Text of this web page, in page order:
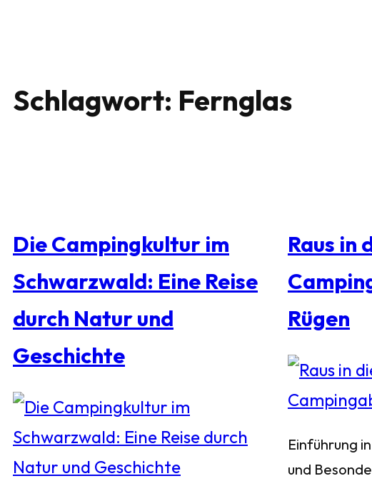
Schlagwort: Fernglas
Die Campingkultur im
Schwarzwald: Eine Reise
durch Natur und
Geschichte
Raus in
Rügen
Einführung
und